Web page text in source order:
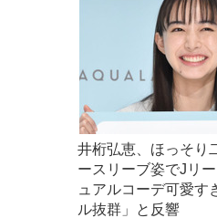
井桁弘恵、ほっそり
ースリーブ姿でJリ
ュアルコーデ可愛す
ル抜群」と反響